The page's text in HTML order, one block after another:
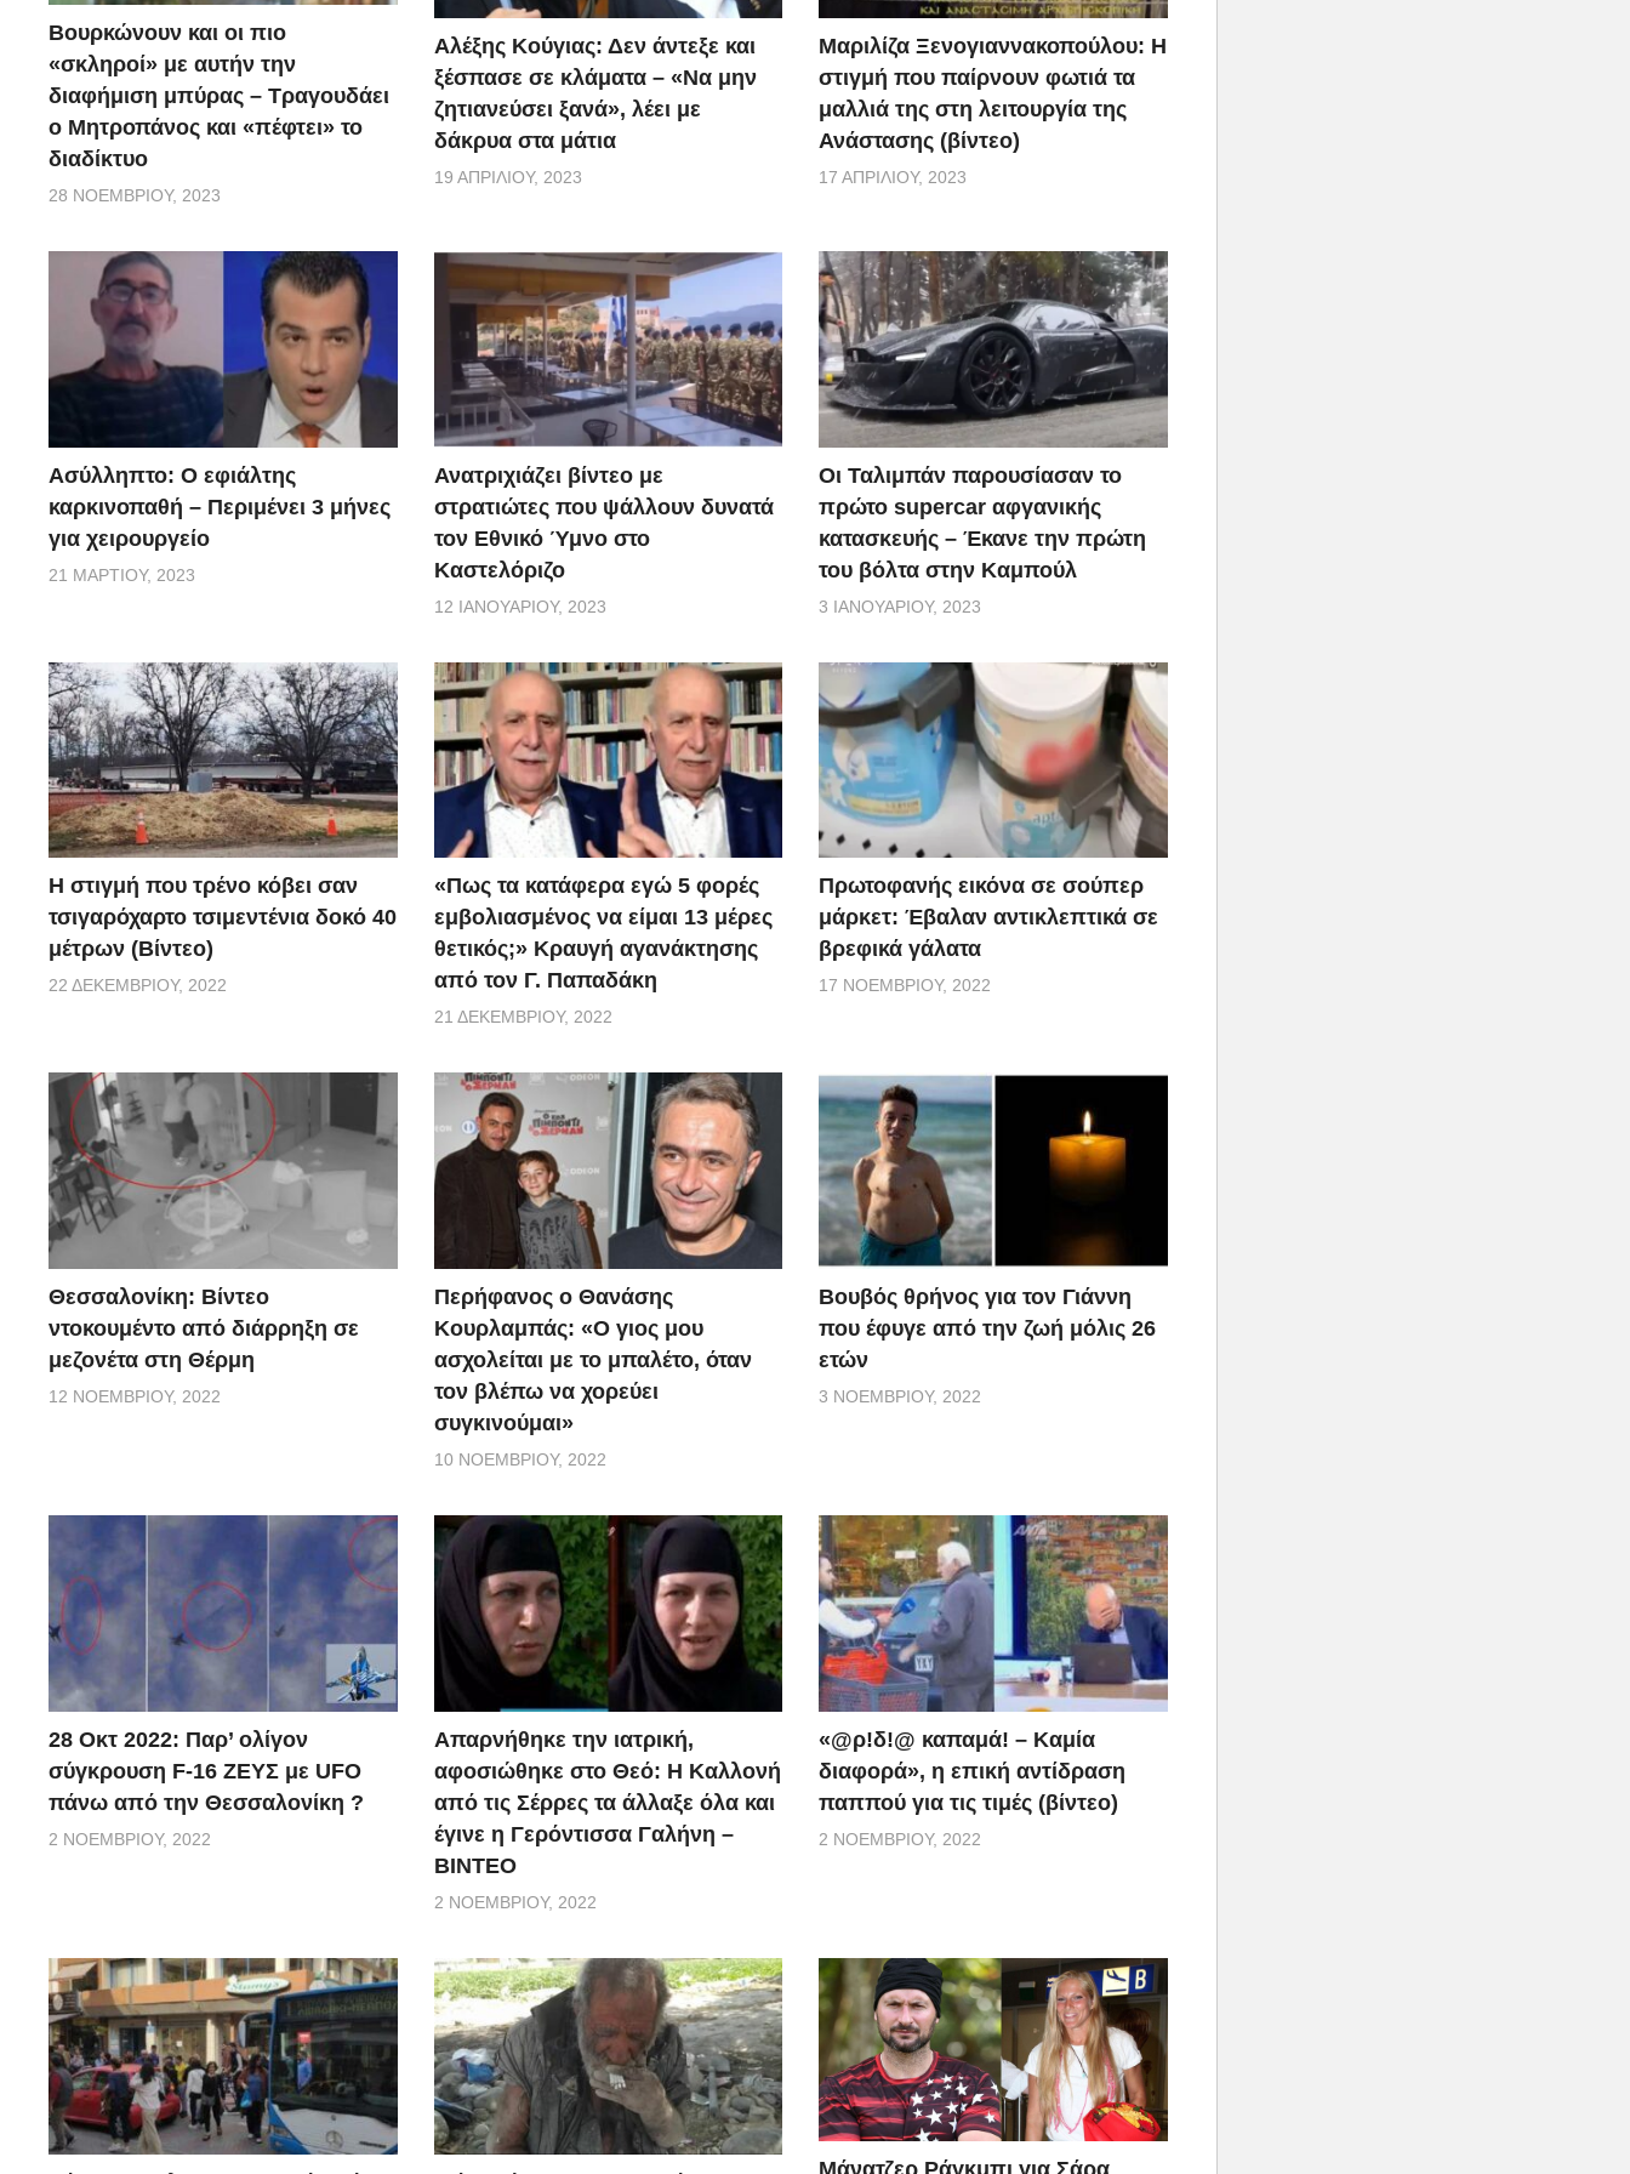
Βουρκώνουν και οι πιο
«σκληροί» με αυτήν την
διαφήμιση μπύρας – Τραγουδάει
ο Μητροπάνος και «πέφτει» το
διαδίκτυο
28 ΝΟΕΜΒΡΊΟΥ, 2023
Αλέξης Κούγιας: Δεν άντεξε και
ξέσπασε σε κλάματα – «Να μην
ζητιανεύσει ξανά», λέει με
δάκρυα στα μάτια
19 ΑΠΡΙΛΊΟΥ, 2023
Μαριλίζα Ξενογιαννακοπούλου: Η
στιγμή που παίρνουν φωτιά τα
μαλλιά της στη λειτουργία της
Ανάστασης (βίντεο)
17 ΑΠΡΙΛΊΟΥ, 2023
Ασύλληπτο: Ο εφιάλτης
καρκινοπαθή – Περιμένει 3 μήνες
για χειρουργείο
21 ΜΑΡΤΊΟΥ, 2023
Ανατριχιάζει βίντεο με
στρατιώτες που ψάλλουν δυνατά
τον Εθνικό Ύμνο στο
Καστελόριζο
12 ΙΑΝΟΥΑΡΊΟΥ, 2023
Οι Ταλιμπάν παρουσίασαν το
πρώτο supercar αφγανικής
κατασκευής – Έκανε την πρώτη
του βόλτα στην Καμπούλ
3 ΙΑΝΟΥΑΡΊΟΥ, 2023
H στιγμή που τρένο κόβει σαν
τσιγαρόχαρτο τσιμεντένια δοκό 40
μέτρων (Βίντεο)
22 ΔΕΚΕΜΒΡΊΟΥ, 2022
«Πως τα κατάφερα εγώ 5 φορές
εμβoλιασμένος να είμαι 13 μέρες
θετικός;» Κραυγή αγανάκτησης
από τον Γ. Παπαδάκη
21 ΔΕΚΕΜΒΡΊΟΥ, 2022
Πρωτοφανής εικόνα σε σούπερ
μάρκετ: Έβαλαν αντικλεπτικά σε
βρεφικά γάλατα
17 ΝΟΕΜΒΡΊΟΥ, 2022
Θεσσαλονίκη: Βίντεο
ντοκουμέντο από διάρρηξη σε
μεζονέτα στη Θέρμη
12 ΝΟΕΜΒΡΊΟΥ, 2022
Περήφανος ο Θανάσης
Κουρλαμπάς: «Ο γιος μου
ασχολείται με το μπαλέτο, όταν
τον βλέπω να χορεύει
συγκινούμαι»
10 ΝΟΕΜΒΡΊΟΥ, 2022
Βουβός θρήνος για τον Γιάννη
που έφυγε από την ζωή μόλις 26
ετών
3 ΝΟΕΜΒΡΊΟΥ, 2022
28 Οκτ 2022: Παρ’ ολίγον
σύγκρουση F-16 ΖΕΥΣ με UFO
πάνω από την Θεσσαλονίκη ?
2 ΝΟΕΜΒΡΊΟΥ, 2022
Απαρνήθηκε την ιατρική,
αφοσιώθηκε στο Θεό: Η Καλλονή
από τις Σέρρες τα άλλαξε όλα και
έγινε η Γερόντισσα Γαλήνη –
ΒΙΝΤΕΟ
2 ΝΟΕΜΒΡΊΟΥ, 2022
«@ρ!δ!@ καπαμά! – Καμία
διαφορά», η επική αντίδραση
παππού για τις τιμές (βίντεο)
2 ΝΟΕΜΒΡΊΟΥ, 2022